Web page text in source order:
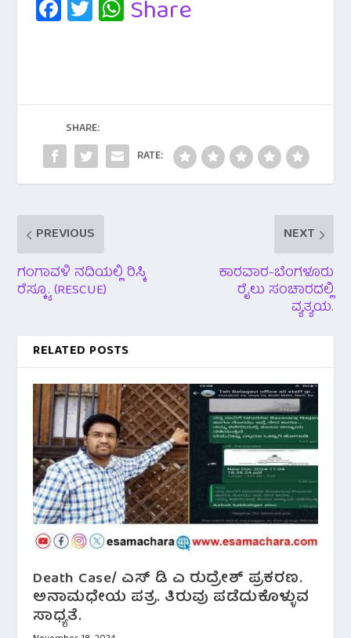
c
o
o
k
wi
A
p
p
Share
SHARE:
RATE:
PREVIOUS
ಗಂಗಾವಳಿ ನದಿಯಲ್ಲಿ ರಿಸ್ಕಿ
ರೆಸ್ಕ್ಯೂ. (RESCUE)
NEXT
ಕಾರವಾರ-ಬೆಂಗಳೂರು
ರೈಲು ಸಂಚಾರದಲ್ಲಿ
ವ್ಯತ್ಯಯ.
RELATED POSTS
Death Case/ ಎಸ್ ಡಿ ಎ ರುದ್ರೇಶ್ ಪ್ರಕರಣ.
ಅನಾಮಧೇಯ ಪತ್ರ. ತಿರುವು ಪಡೆದುಕೊಳ್ಳುವ
ಸಾಧ್ಯತೆ.